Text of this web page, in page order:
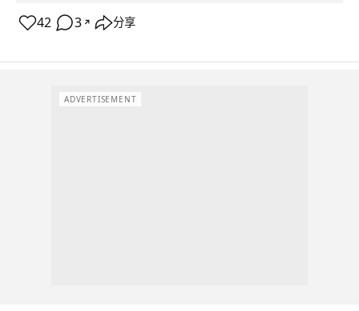
42 3 ↗ 分享
ADVERTISEMENT